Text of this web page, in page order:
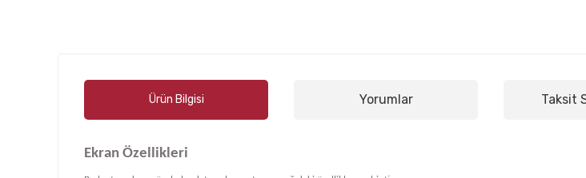
Ürün Bilgisi Yorumlar Taksit
Ekran Özellikleri